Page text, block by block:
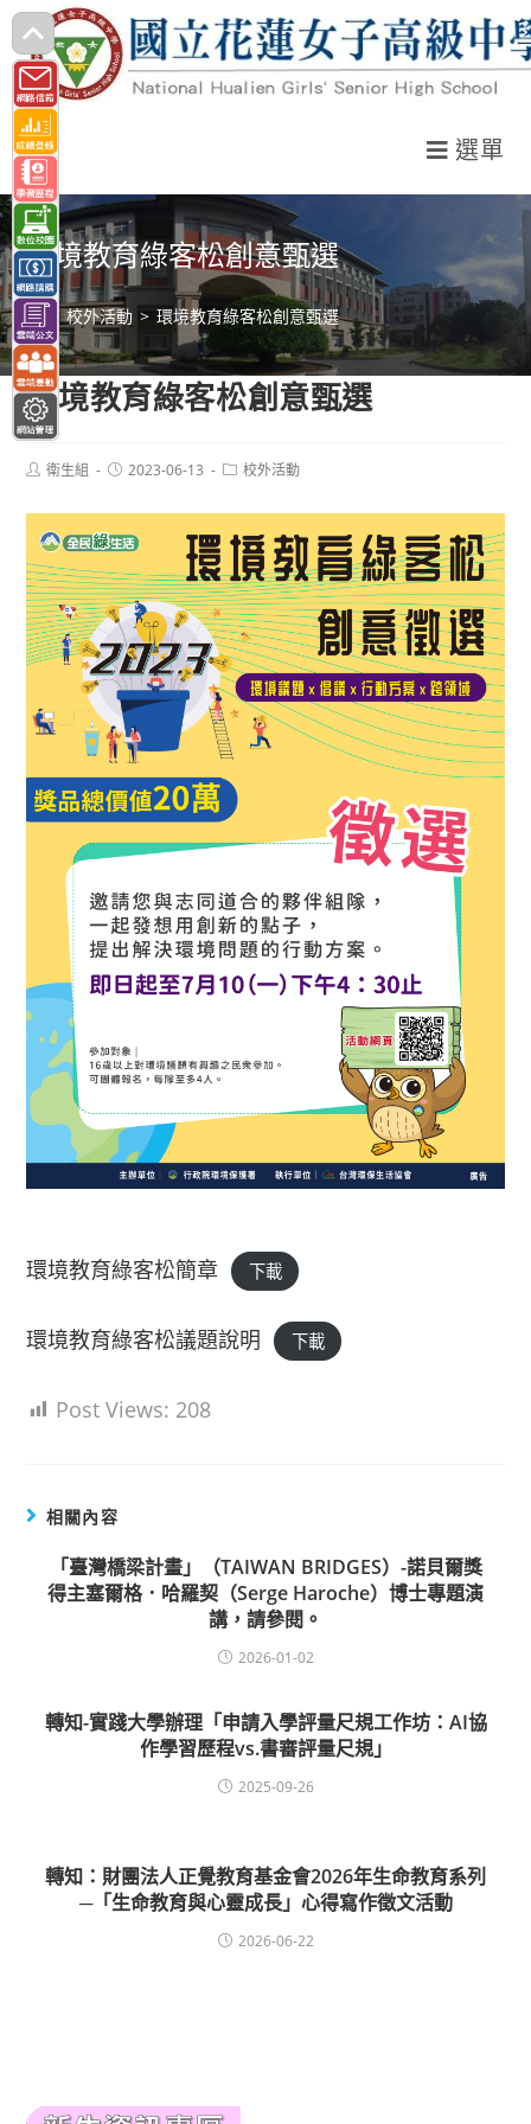
跳
轉
至
主
要
內
容
選單
環境教育綠客松創意甄選
> 校外活動 > 環境教育綠客松創意甄選
環境教育綠客松創意甄選
Post衛生組
Post2023-06-13
Post校外活動
環境教育綠客松簡章 下載
環境教育綠客松議題說明 下載
Post Views: 208
相關內容
「臺灣橋梁計畫」（TAIWAN BRIDGES）-諾貝爾獎
得主塞爾格．哈羅契（Serge Haroche）博士專題演
講，請參閱。
2026-01-02
轉知-實踐大學辦理「申請入學評量尺規工作坊：AI協
作學習歷程vs.書審評量尺規」
2025-09-26
轉知：財團法人正覺教育基金會2026年生命教育系列
─「生命教育與心靈成長」心得寫作徵文活動
2026-06-22